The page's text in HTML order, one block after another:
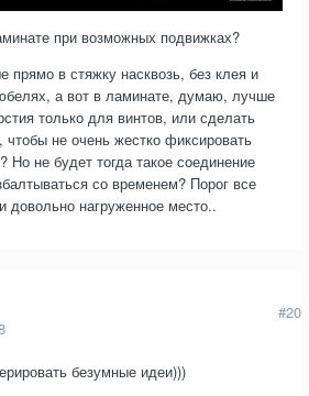
при возможных подвижках?
прямо в стяжку насквозь, без клея и
а вот в ламинате, думаю, лучше
только для винтов, или сделать
чтобы не очень жестко фиксировать
Но не будет тогда такое соединение
со временем? Порог все
довольно нагруженное место..
#20
безумные идеи)))